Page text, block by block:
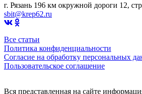
г. Рязань 196 км окружной дороги 12,
sbit@krep62.ru
Все статьи
Политика конфиденциальности
Согласие на обработку персональных
Пользовательское соглашение
Вся представленная на сайте